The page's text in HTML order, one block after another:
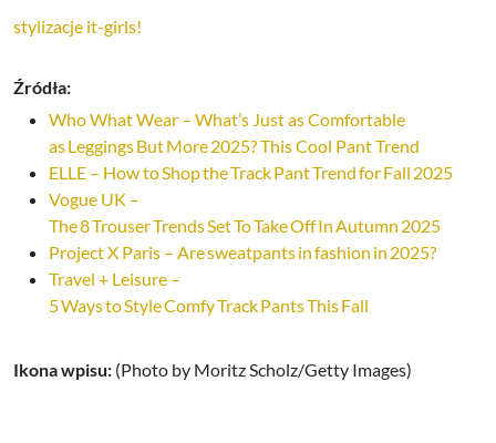
stylizacje it-girls!
Źródła:
Who What Wear – What’s Just as Comfortable
as Leggings But More 2025? This Cool Pant Trend
ELLE – How to Shop the Track Pant Trend for Fall 2025
Vogue UK –
The 8 Trouser Trends Set To Take Off In Autumn 2025
Project X Paris – Are sweatpants in fashion in 2025?
Travel + Leisure –
5 Ways to Style Comfy Track Pants This Fall
Ikona wpisu: (Photo by Moritz Scholz/Getty Images)